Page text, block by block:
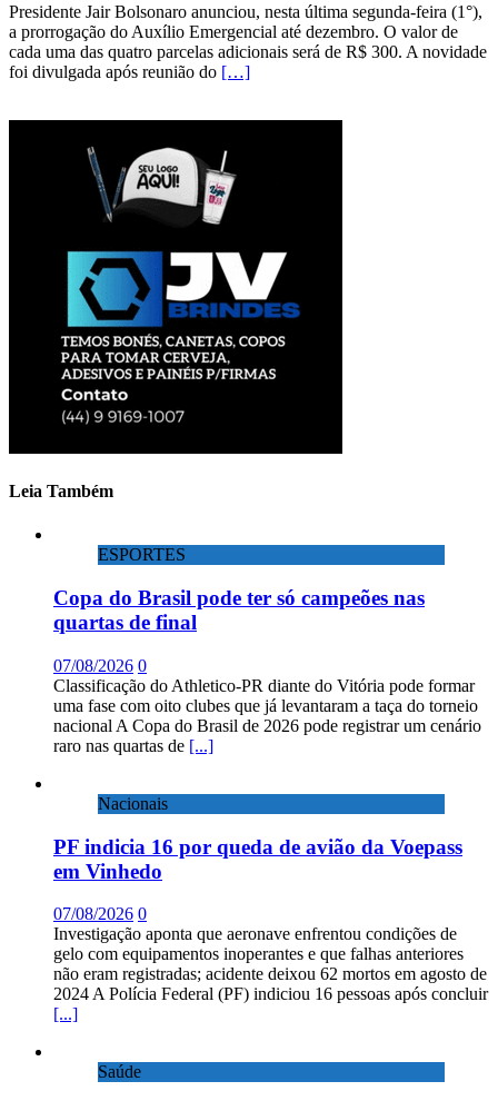
Presidente Jair Bolsonaro anunciou, nesta última segunda-feira (1°),
a prorrogação do Auxílio Emergencial até dezembro. O valor de
cada uma das quatro parcelas adicionais será de R$ 300. A novidade
foi divulgada após reunião do […]
Leia Também
ESPORTES
Copa do Brasil pode ter só campeões nas
quartas de final
07/08/2026 0
Classificação do Athletico-PR diante do Vitória pode formar
uma fase com oito clubes que já levantaram a taça do torneio
nacional A Copa do Brasil de 2026 pode registrar um cenário
raro nas quartas de [...]
Nacionais
PF indicia 16 por queda de avião da Voepass
em Vinhedo
07/08/2026 0
Investigação aponta que aeronave enfrentou condições de
gelo com equipamentos inoperantes e que falhas anteriores
não eram registradas; acidente deixou 62 mortos em agosto de
2024 A Polícia Federal (PF) indiciou 16 pessoas após concluir
[...]
Saúde